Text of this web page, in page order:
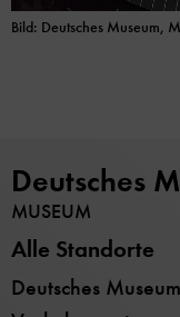
Bild: Deutsches Museum,
Deutsches
MUSEUM
Alle Standorte
Deutsches